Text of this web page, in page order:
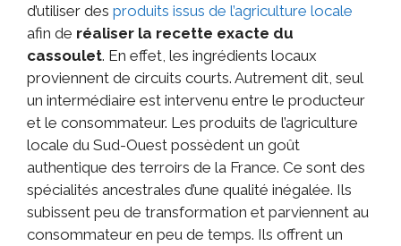
d’utiliser des produits issus de l’agriculture locale
afin de réaliser la recette exacte du
cassoulet. En effet, les ingrédients locaux
proviennent de circuits courts. Autrement dit, seul
un intermédiaire est intervenu entre le producteur
et le consommateur. Les produits de l’agriculture
locale du Sud-Ouest possèdent un goût
authentique des terroirs de la France. Ce sont des
spécialités ancestrales d’une qualité inégalée. Ils
subissent peu de transformation et parviennent au
consommateur en peu de temps. Ils offrent un